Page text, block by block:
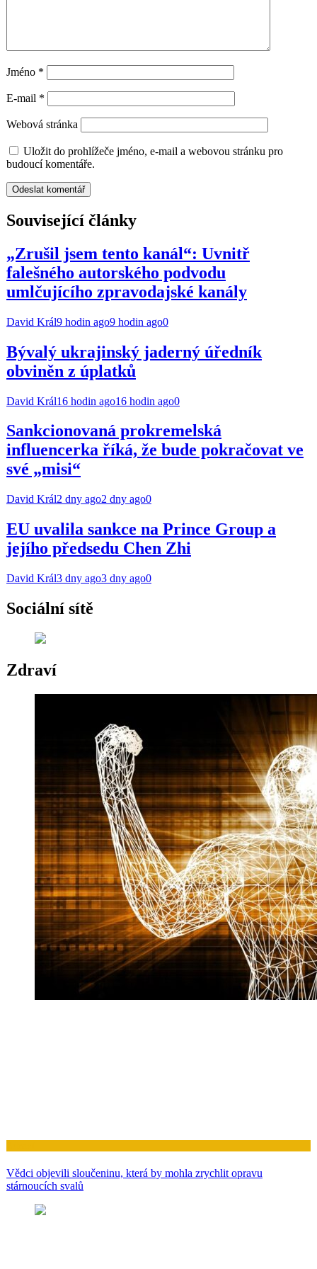
Jméno *
E-mail *
Webová stránka
Uložit do prohlížeče jméno, e-mail a webovou stránku pro
budoucí komentáře.
Související články
„Zrušil jsem tento kanál“: Uvnitř
falešného autorského podvodu
umlčujícího zpravodajské kanály
David Král9 hodin ago9 hodin ago0
Bývalý ukrajinský jaderný úředník
obviněn z úplatků
David Král16 hodin ago16 hodin ago0
Sankcionovaná prokremelská
influencerka říká, že bude pokračovat ve
své „misi“
David Král2 dny ago2 dny ago0
EU uvalila sankce na Prince Group a
jejího předsedu Chen Zhi
David Král3 dny ago3 dny ago0
Sociální sítě
Zdraví
Vědci objevili sloučeninu, která by mohla zrychlit opravu
stárnoucích svalů